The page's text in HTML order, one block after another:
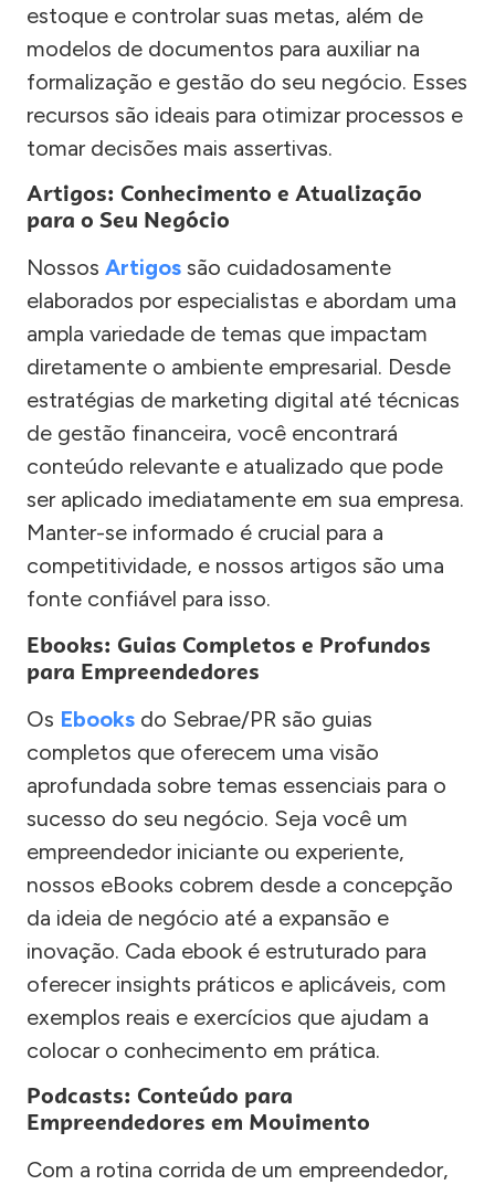
estoque e controlar suas metas, além de
modelos de documentos para auxiliar na
formalização e gestão do seu negócio. Esses
recursos são ideais para otimizar processos e
tomar decisões mais assertivas.
Artigos: Conhecimento e Atualização
para o Seu Negócio
Nossos Artigos são cuidadosamente
elaborados por especialistas e abordam uma
ampla variedade de temas que impactam
diretamente o ambiente empresarial. Desde
estratégias de marketing digital até técnicas
de gestão financeira, você encontrará
conteúdo relevante e atualizado que pode
ser aplicado imediatamente em sua empresa.
Manter-se informado é crucial para a
competitividade, e nossos artigos são uma
fonte confiável para isso.
Ebooks: Guias Completos e Profundos
para Empreendedores
Os Ebooks do Sebrae/PR são guias
completos que oferecem uma visão
aprofundada sobre temas essenciais para o
sucesso do seu negócio. Seja você um
empreendedor iniciante ou experiente,
nossos eBooks cobrem desde a concepção
da ideia de negócio até a expansão e
inovação. Cada ebook é estruturado para
oferecer insights práticos e aplicáveis, com
exemplos reais e exercícios que ajudam a
colocar o conhecimento em prática.
Podcasts: Conteúdo para
Empreendedores em Movimento
Com a rotina corrida de um empreendedor,